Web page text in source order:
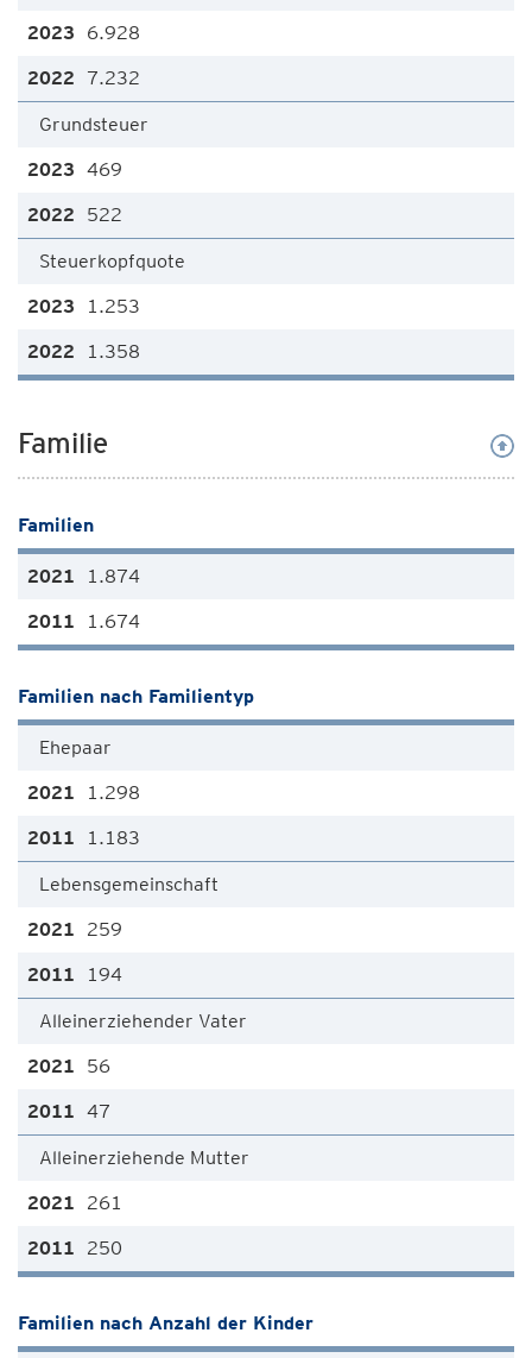
6.928
7.232
Grundsteuer
469
522
Steuerkopfquote
1.253
1.358
Familie
Familien
1.874
1.674
Familien nach Familientyp
Ehepaar
1.298
1.183
Lebensgemeinschaft
259
194
Alleinerziehender Vater
56
47
Alleinerziehende Mutter
261
250
Familien nach Anzahl der Kinder